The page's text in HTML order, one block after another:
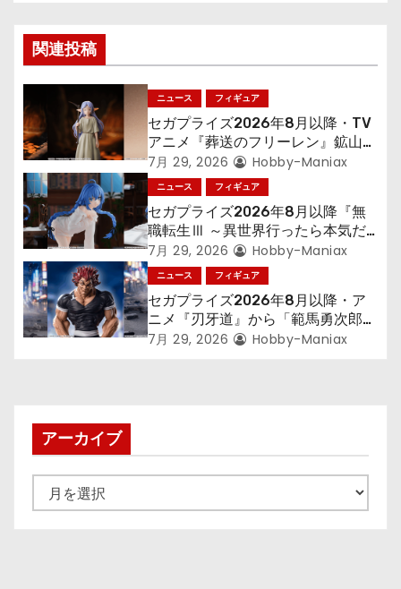
ゲ
ー
シ
ョ
ン
関連投稿
ニュース フィギュア
セガプライズ2026年8月以降・TV
アニメ『葬送のフリーレン』鉱山で
300年働くことになっっちゃった
「フリーレン」を立体化！
7月 29, 2026 Hobby-Maniax
ニュース フィギュア
セガプライズ2026年8月以降『無
職転生Ⅲ ～異世界行ったら本気だ
す～』から「ロキシー」のフィギュ
アが登場！
7月 29, 2026 Hobby-Maniax
ニュース フィギュア
セガプライズ2026年8月以降・ア
ニメ『刃牙道』から「範馬勇次郎」
が登場ッッ!!
7月 29, 2026 Hobby-Maniax
アーカイブ
ー